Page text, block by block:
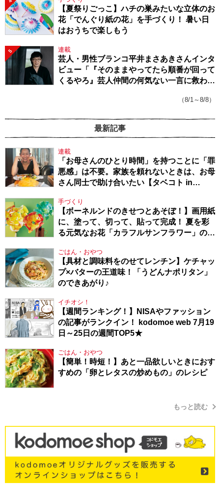
【夏祭りごっこ】ハチの巣みたいな立体のお
花「でんぐり紙の花」を手づくり！ 暑い日
はおうちで楽しもう
5 連載
芸人・男性ブランコ平井まさあきさんインタ
ビュー「『そのままやってたら順番が回って
くるやろ』芸人仲間の何気ない一言に救われ
（8/1～8/8）
最新記事
連載
「お母さんのひとり時間」を持つことに「罪
悪感」は不要。家族を頼れないときは、お母
さん同士で助け合いたい【タベコト in
手づくり
【ボーネルンドのきせつとあそぼ！】画用紙
に、塗って、切って、貼って完成！ 夏を彩
る元気なお花「カラフルサンフラワー」の作
ごはん・おやつ
【具材と調味料をのせてレンチン】ケチャッ
プ×バターの王道味！「うどんナポリタン」
のできあがり♪
イチオシ！
【週間ランキング！】NISAやファッション
の記事がランクイン！ kodomoe web 7月19
日～25日の週間TOP5★
ごはん・おやつ
【簡単！時短！】あと一品欲しいときにおす
すめの「卵とレタスの炒めもの」のレシピ
もっと読む